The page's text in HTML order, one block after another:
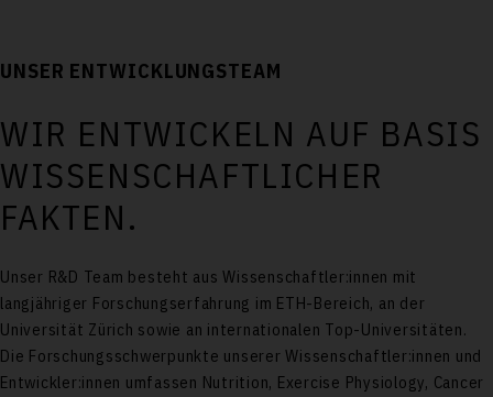
UNSER ENTWICKLUNGSTEAM
WIR ENTWICKELN AUF BASIS
WISSENSCHAFTLICHER
FAKTEN.
Unser R&D Team besteht aus Wissenschaftler:innen mit
langjähriger Forschungserfahrung im ETH-Bereich, an der
Universität Zürich sowie an internationalen Top-Universitäten.
Die Forschungsschwerpunkte unserer Wissenschaftler:innen und
Entwickler:innen umfassen Nutrition, Exercise Physiology, Cancer